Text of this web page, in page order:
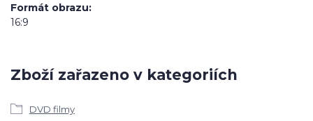
Formát obrazu
16:9
Zboží zařazeno v kategoriích
DVD filmy